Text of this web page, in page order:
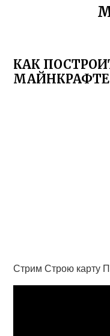
КАК
МАЙНКРАФТЕ
Стрим Строю карту